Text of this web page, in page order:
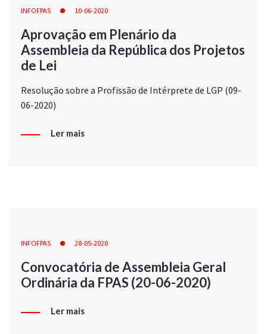
INFOFPAS 10-06-2020
Aprovação em Plenário da
Assembleia da República dos Projetos
de Lei
Resolução sobre a Profissão de Intérprete de LGP (09-
06-2020)
Ler mais
INFOFPAS 28-05-2020
Convocatória de Assembleia Geral
Ordinária da FPAS (20-06-2020)
Ler mais